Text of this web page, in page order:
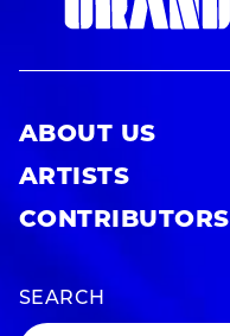
ABOUT US
ARTISTS
CONTRIBUTORS
SEARCH